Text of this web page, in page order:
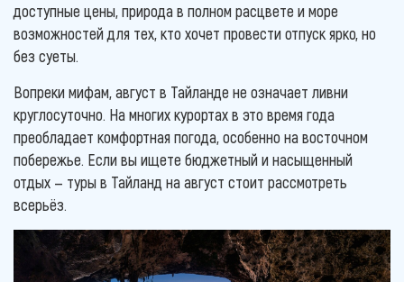
доступные цены, природа в полном расцвете и море
возможностей для тех, кто хочет провести отпуск ярко, но
без суеты.
Вопреки мифам, август в Тайланде не означает ливни
круглосуточно. На многих курортах в это время года
преобладает комфортная погода, особенно на восточном
побережье. Если вы ищете бюджетный и насыщенный
отдых — туры в Тайланд на август стоит рассмотреть
всерьёз.